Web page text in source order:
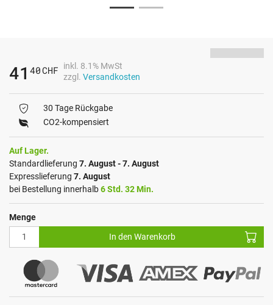
41 40CHF
inkl. 8.1% MwSt
zzgl. Versandkosten
30 Tage Rückgabe
CO2-kompensiert
Auf Lager.
Standardlieferung 7. August - 7. August
Expresslieferung 7. August
bei Bestellung innerhalb6 Std. 32 Min.
Menge
In den Warenkorb